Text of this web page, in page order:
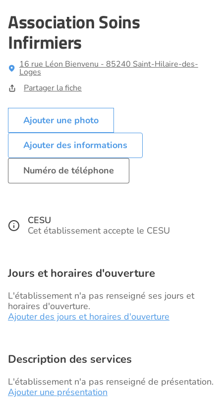
Association Soins
Infirmiers
16 rue Léon Bienvenu - 85240 Saint-Hilaire-des-
Loges
Partager la fiche
Ajouter des informations
Numéro de téléphone
CESU
Cet établissement accepte le CESU
Jours et horaires d'ouverture
L'établissement n'a pas renseigné ses jours et
horaires d'ouverture.
Ajouter des jours et horaires d'ouverture
Description des services
L'établissement n'a pas renseigné de présentation.
Ajouter une présentation